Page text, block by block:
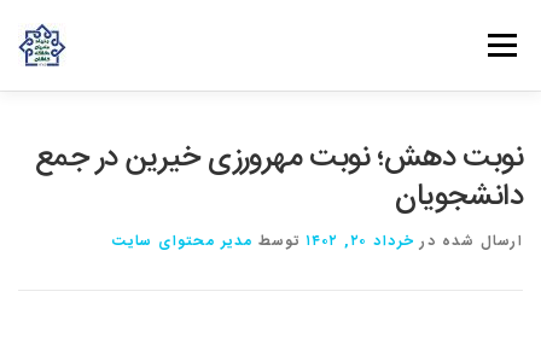
فهرست
نوبت دهش؛ نوبت مهرورزی خیرین در جمع
دانشجویان
ارسال شده در خرداد ۲۰, ۱۴۰۲ توسط مدیر محتوای سایت